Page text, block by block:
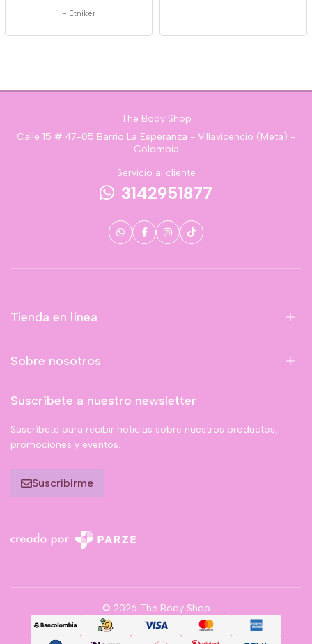
- Etniker
The Body Shop
Calle 15 # 47-05 Barrio La Esperanza - Villavicencio (Meta) -
Colombia
Servicio al cliente
3142951877
Tienda en línea
Sobre nosotros
Suscríbete a nuestro newsletter
Suscríbete para recibir noticias sobre nuestros productos,
promociones y eventos.
Suscribirme
© 2026 The Body Shop